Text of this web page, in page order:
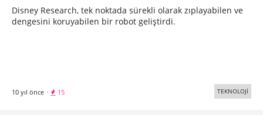
Disney Research, tek noktada sürekli olarak zıplayabilen ve
dengesini koruyabilen bir robot geliştirdi.
10 yıl önce · 15 TEKNOLOJİ